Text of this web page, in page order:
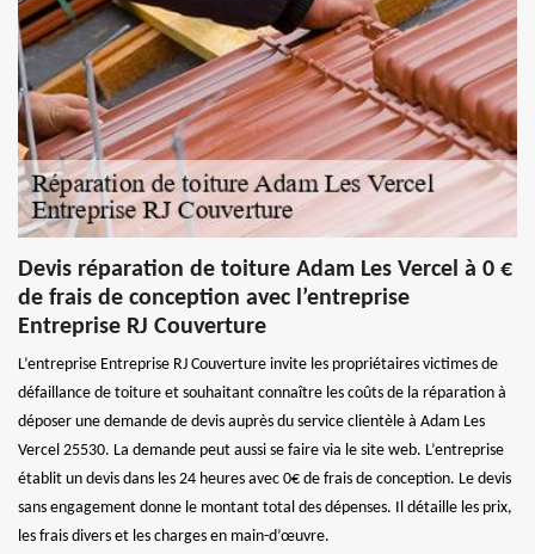
Devis réparation de toiture Adam Les Vercel à 0 €
de frais de conception avec l’entreprise
Entreprise RJ Couverture
L’entreprise Entreprise RJ Couverture invite les propriétaires victimes de
défaillance de toiture et souhaitant connaître les coûts de la réparation à
déposer une demande de devis auprès du service clientèle à Adam Les
Vercel 25530. La demande peut aussi se faire via le site web. L’entreprise
établit un devis dans les 24 heures avec 0€ de frais de conception. Le devis
sans engagement donne le montant total des dépenses. Il détaille les prix,
les frais divers et les charges en main-d’œuvre.